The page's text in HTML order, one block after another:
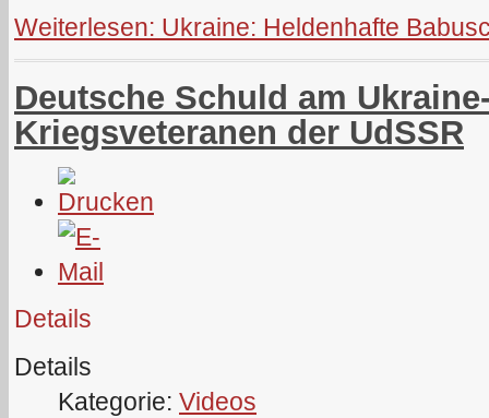
Weiterlesen: Ukraine: Heldenhafte
Deutsche Schuld am
Kriegsveteranen der UdSSR
Details
Details
Kategorie: Videos